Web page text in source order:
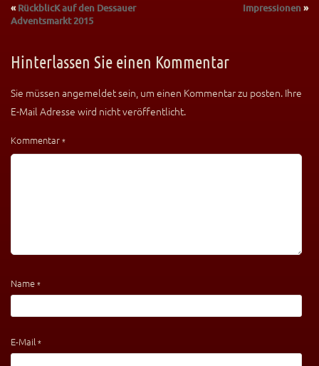
«RückblicK auf den Dessauer
Adventsmarkt 2015
Impressionen »
Hinterlassen Sie einen Kommentar
Sie müssen angemeldet sein, um einen Kommentar zu posten. Ihre
E-Mail Adresse wird nicht veröffentlicht.
Kommentar *
Name *
E-Mail *